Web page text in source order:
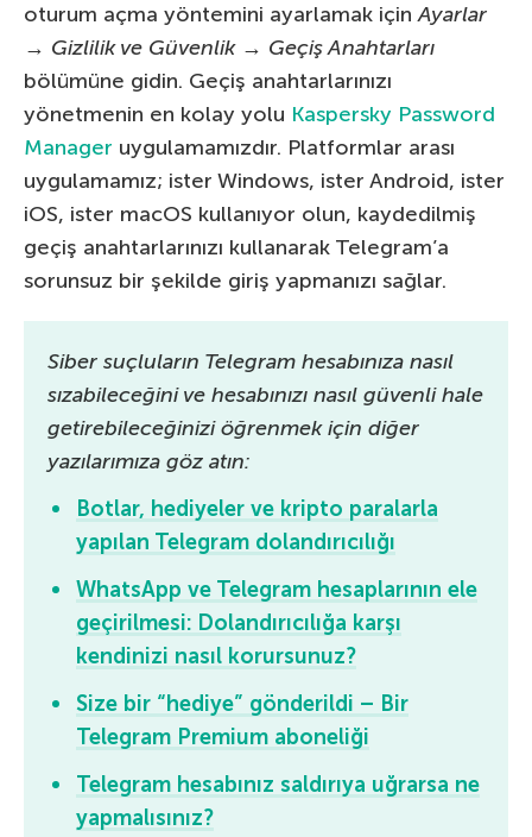
oturum açma yöntemini ayarlamak içinAyarlar
→ Gizlilik ve Güvenlik→ Geçiş Anahtarları
bölümüne gidin. Geçiş anahtarlarınızı
yönetmenin en kolay yolu Kaspersky Password
Manager uygulamamızdır. Platformlar arası
uygulamamız; ister Windows, ister Android, ister
iOS, ister macOS kullanıyor olun, kaydedilmiş
geçiş anahtarlarınızı kullanarak Telegram’a
sorunsuz bir şekilde giriş yapmanızı sağlar.
Siber suçluların Telegram hesabınıza nasıl
sızabileceğini ve hesabınızı nasıl güvenli hale
getirebileceğinizi öğrenmek için diğer
yazılarımıza göz atın:
Botlar, hediyeler ve kripto paralarla
yapılan Telegram dolandırıcılığı
WhatsApp ve Telegram hesaplarının ele
geçirilmesi: Dolandırıcılığa karşı
kendinizi nasıl korursunuz?
Size bir “hediye” gönderildi – Bir
Telegram Premium aboneliği
Telegram hesabınız saldırıya uğrarsa ne
yapmalısınız?